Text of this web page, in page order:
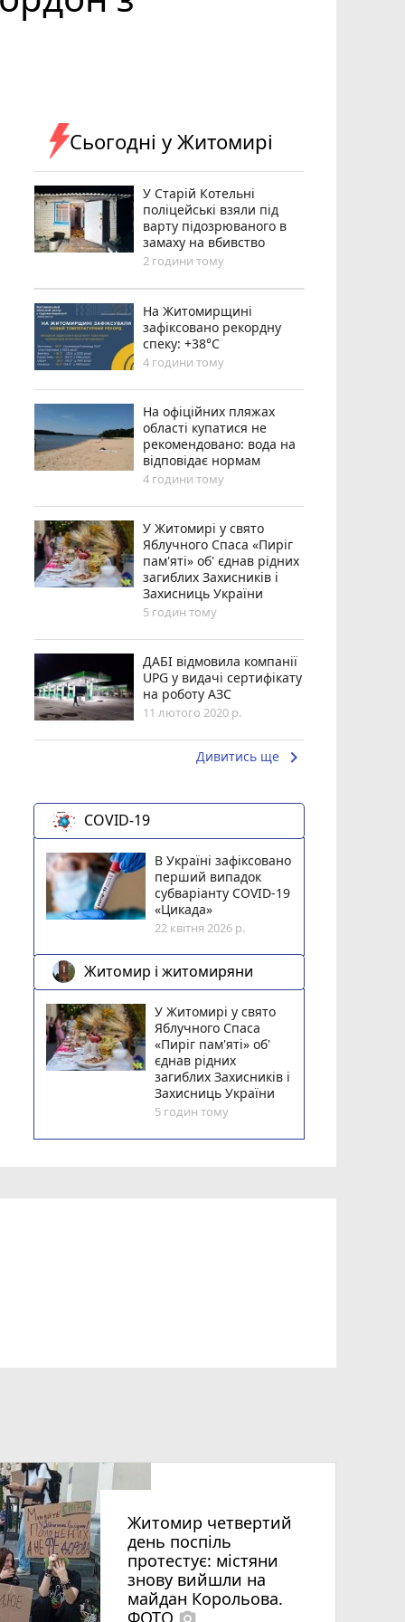
Сьогодні у Житомирі
У Старій Котельні
поліцейські взяли під
варту підозрюваного в
замаху на вбивство
2 години тому
Н️а Житомирщині
зафіксовано рекордну
спеку: +38°C
4 години тому
На офіційних пляжах
області купатися не
рекомендовано: вода на
відповідає нормам
4 години тому
У Житомирі у свято
Яблучного Спаса «Пиріг
пам'яті» об' єднав рідних
загиблих Захисників і
Захисниць України
5 годин тому
ДАБІ відмовила компанії
UPG у видачі сертифікату
на роботу АЗС
11 лютого 2020 р.
Дивитись ще keyboard_arrow_right
COVID-19
В Україні зафіксовано
перший випадок
субваріанту COVID-19
«Цикада»
22 квітня 2026 р.
Житомир і житомиряни
У Житомирі у свято
Яблучного Спаса
«Пиріг пам'яті» об'
єднав рідних
загиблих Захисників і
Захисниць України
5 годин тому
Житомир четвертий
день поспіль
протестує: містяни
знову вийшли на
майдан Корольова.
ФОТО